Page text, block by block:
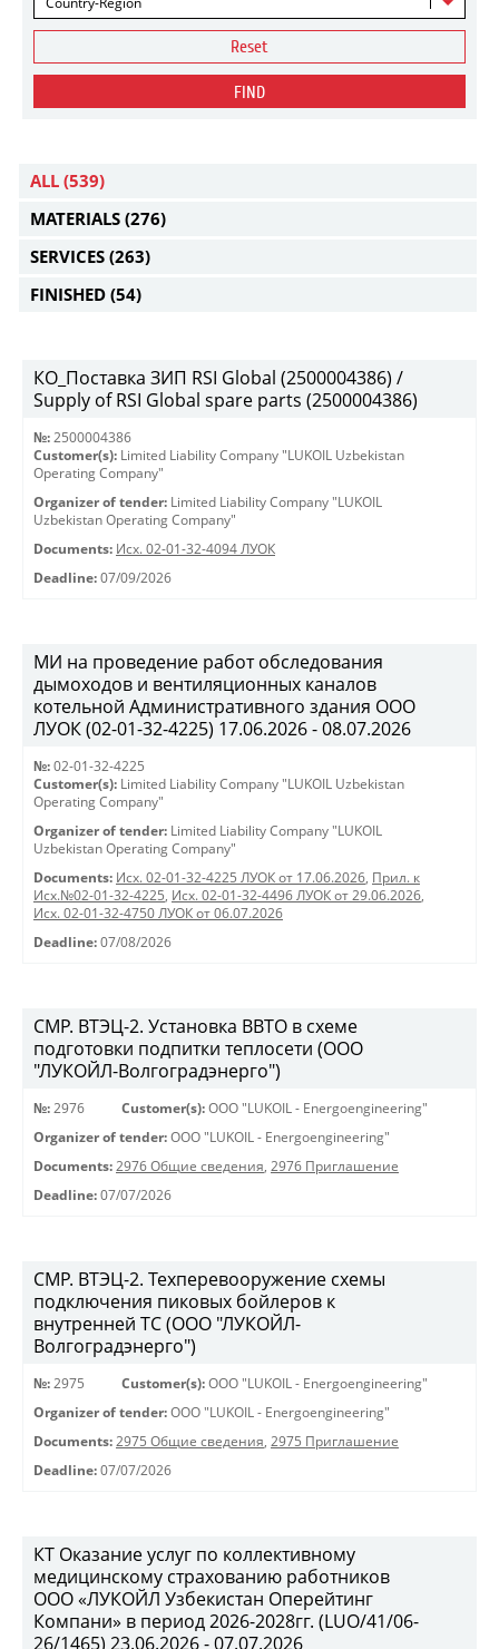
Reset
FIND
ALL (539)
MATERIALS (276)
SERVICES (263)
FINISHED (54)
КО_Поставка ЗИП RSI Global (2500004386) /
Supply of RSI Global spare parts (2500004386)
№: 2500004386
Customer(s): Limited Liability Company "LUKOIL Uzbekistan
Operating Company"
Organizer of tender: Limited Liability Company "LUKOIL
Uzbekistan Operating Company"
Documents: Исх. 02-01-32-4094 ЛУОК
Deadline: 07/09/2026
МИ на проведение работ обследования
дымоходов и вентиляционных каналов
котельной Административного здания ООО
ЛУОК (02-01-32-4225) 17.06.2026 - 08.07.2026
№: 02-01-32-4225
Customer(s): Limited Liability Company "LUKOIL Uzbekistan
Operating Company"
Organizer of tender: Limited Liability Company "LUKOIL
Uzbekistan Operating Company"
Documents: Исх. 02-01-32-4225 ЛУОК от 17.06.2026, Прил. к
Исх.№02-01-32-4225, Исх. 02-01-32-4496 ЛУОК от 29.06.2026,
Исх. 02-01-32-4750 ЛУОК от 06.07.2026
Deadline: 07/08/2026
СМР. ВТЭЦ-2. Установка ВВТО в схеме
подготовки подпитки теплосети (ООО
"ЛУКОЙЛ-Волгоградэнерго")
№: 2976 Customer(s): OOO "LUKOIL - Energoengineering"
Organizer of tender: OOO "LUKOIL - Energoengineering"
Documents: 2976 Общие сведения, 2976 Приглашение
Deadline: 07/07/2026
СМР. ВТЭЦ-2. Техперевооружение схемы
подключения пиковых бойлеров к
внутренней ТС (ООО "ЛУКОЙЛ-
Волгоградэнерго")
№: 2975 Customer(s): OOO "LUKOIL - Energoengineering"
Organizer of tender: OOO "LUKOIL - Energoengineering"
Documents: 2975 Общие сведения, 2975 Приглашение
Deadline: 07/07/2026
КТ Оказание услуг по коллективному
медицинскому страхованию работников
ООО «ЛУКОЙЛ Узбекистан Оперейтинг
Компани» в период 2026-2028гг. (LUO/41/06-
26/1465) 23.06.2026 - 07.07.2026